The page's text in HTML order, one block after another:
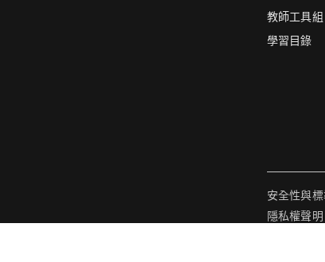
教師工具組
學習目錄
安全性與
隱私權聲明